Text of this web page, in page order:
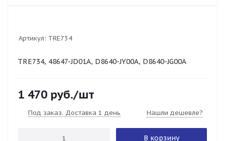
Артикул: TRE734
TRE734, 48647-JD01A, D8640-JY00A, D8640-JG00A
1 470 руб./шт
Под заказ. Доставка 1 день Нашли дешевле?
В корзину